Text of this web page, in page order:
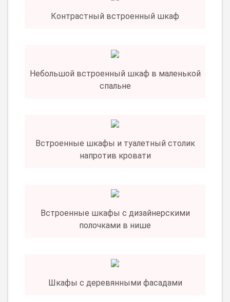
Контрастный встроенный шкаф
Небольшой встроенный шкаф в маленькой
спальне
Встроенные шкафы и туалетный столик
напротив кровати
Встроенные шкафы с дизайнерскими
полочками в нише
Шкафы с деревянными фасадами